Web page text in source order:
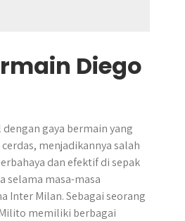
Diego
gaya bermain yang
menjadikannya salah
dan efektif di sepak
selama masa-masa
Inter Milan. Sebagai seorang
memiliki berbagai